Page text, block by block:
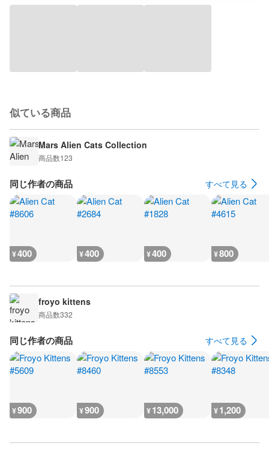
似ている商品
Mars Alien Cats Collection
商品数123
同じ作者の商品 すべて見る
¥400 ¥400 ¥400 ¥800
froyo kittens
商品数332
同じ作者の商品 すべて見る
¥900 ¥900 ¥13,000 ¥1,200